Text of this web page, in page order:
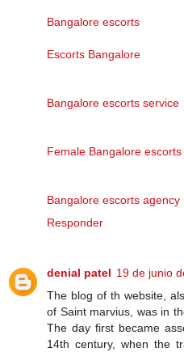
Bangalore escorts
Escorts Bangalore
Bangalore escorts service
Female Bangalore escorts
Bangalore escorts agency
Responder
denial patel 19 de junio
The blog of th website,
of Saint marvius, was in
The day first became
14th century, when the